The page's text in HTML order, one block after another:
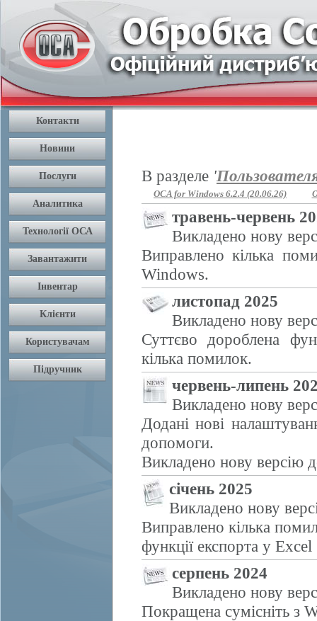
В разделе '
OCA for Windows 6.2.4 (20.06.26)
травень-червень
Викладено нову
Виправлено кілька
Windows.
листопад 2025
Викладено нову
Суттєво дороблена
кілька помилок.
червень-липень
Викладено нову
Додані нові
допомоги.
Викладено нову версію
січень 2025
Викладено нову
Виправлено кілька
функції експорта у Excel
серпень 2024
Викладено нову
Покращена сумісніть з